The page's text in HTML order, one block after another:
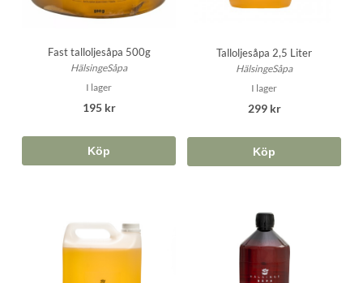
Fast talloljesåpa 500g
HälsingeSåpa
I lager
195 kr
Köp
Talloljesåpa 2,5 Liter
HälsingeSåpa
I lager
299 kr
Köp